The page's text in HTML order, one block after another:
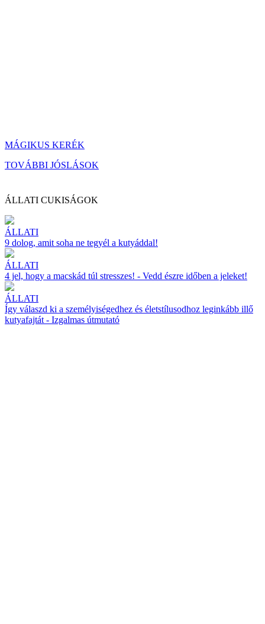
MÁGIKUS KERÉK
TOVÁBBI JÓSLÁSOK
ÁLLATI CUKISÁGOK
ÁLLATI
9 dolog, amit soha ne tegyél a kutyáddal!
ÁLLATI
4 jel, hogy a macskád túl stresszes! - Vedd észre időben a jeleket!
ÁLLATI
Így válaszd ki a személyiségedhez és életstílusodhoz leginkább illő
kutyafajtát - Izgalmas útmutató